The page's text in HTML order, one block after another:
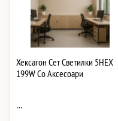
Хексагон Сет Светилки 5HEX
199W Со Аксесоари
…